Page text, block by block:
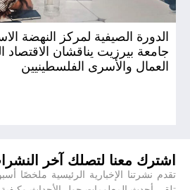
الدورة الصيفية لمركز النهضة
جامعة بيرزيت يناقشان
العمال والأسرى الفلسطينيين
اشترك معنا لتصلك آخر
تقدم نشرتنا الإخبارية الرئيسية ملخصًا